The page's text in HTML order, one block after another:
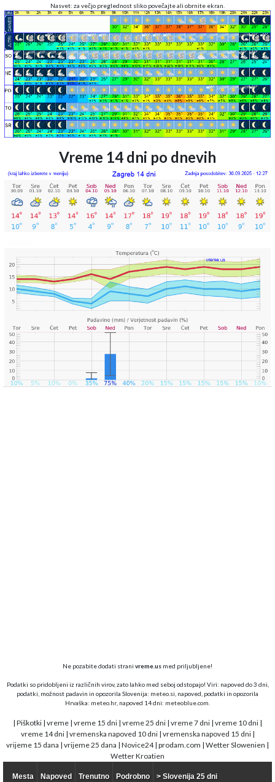
Nasvet: za večjo preglednost sliko povečajte ali obrnite ekran.
Vreme 14 dni po dnevih
Ne pozabite dodati strani vreme.us med priljubljene!
Podatki so pridobljeni iz različnih virov, zato lahko med seboj odstopajo! Viri: napoved do 3 dni,
podatki, možnost padavin in opozorila Slovenija: meteo.si, napoved, podatki in opozorila
Hrvaška: meteo.hr , napoved 14 dni: meteoblue.com
| Piškotki | vreme | vreme 15 dni | vreme 25 dni | vreme 7 dni | vreme 10 dni |
vreme 14 dni| vremenska napoved 10 dni| vremenska napoved 15 dni|
vrijeme 15 dana | vrijeme 25 dana | Novice24| prodam.com | Wetter Slowenien |
Wetter Kroatien
Mesta Napoved Trenutno Podrobno > Slovenija 25 dni